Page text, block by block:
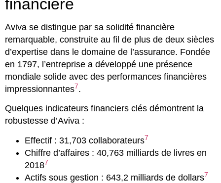
financière
Aviva se distingue par sa solidité financière
remarquable, construite au fil de plus de deux siècles
d’expertise dans le domaine de l’assurance. Fondée
en 1797, l’entreprise a développé une présence
mondiale solide avec des performances financières
impressionnantes7.
Quelques indicateurs financiers clés démontrent la
robustesse d’Aviva :
Effectif : 31,703 collaborateurs7
Chiffre d’affaires : 40,763 milliards de livres en
20187
Actifs sous gestion : 643,2 milliards de dollars7